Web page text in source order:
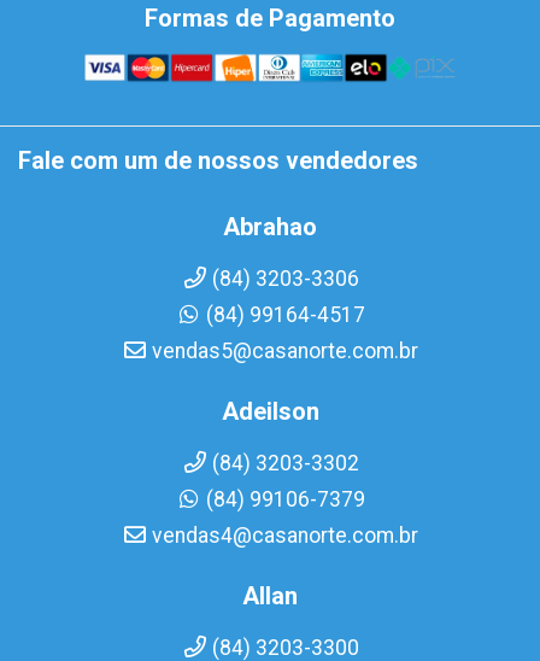
Formas de Pagamento
Fale com um de nossos vendedores
Abrahao
(84) 3203-3306
(84) 99164-4517
vendas5@casanorte.com.br
Adeilson
(84) 3203-3302
(84) 99106-7379
vendas4@casanorte.com.br
Allan
(84) 3203-3300